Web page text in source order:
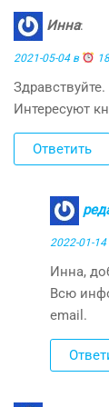
Инна:
2021-05-04 в
Здравствуйте.
Интересуют
Ответить
2022-01-14
Инна,
Всю
email.